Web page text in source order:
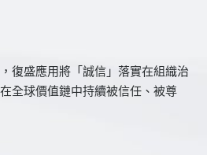
復盛應用將「誠信」落實在組織治
全球價值鏈中持續被信任、被尊